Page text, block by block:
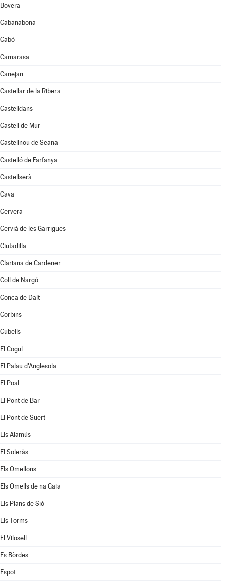
Bovera
Cabanabona
Cabó
Camarasa
Canejan
Castellar de la Ribera
Castelldans
Castell de Mur
Castellnou de Seana
Castelló de Farfanya
Castellserà
Cava
Cervera
Cervià de les Garrigues
Ciutadilla
Clariana de Cardener
Coll de Nargó
Conca de Dalt
Corbins
Cubells
El Cogul
El Palau d'Anglesola
El Poal
El Pont de Bar
El Pont de Suert
Els Alamús
El Soleràs
Els Omellons
Els Omells de na Gaia
Els Plans de Sió
Els Torms
El Vilosell
Es Bòrdes
Espot